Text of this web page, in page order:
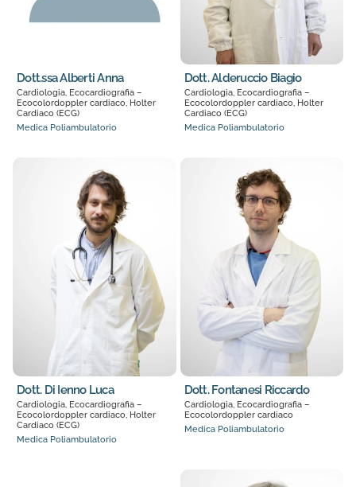
Dott.ssa Alberti Anna
Cardiologia, Ecocardiografia –
Ecocolordoppler cardiaco, Holter
Cardiaco (ECG)
Medica Poliambulatorio
Dott. Alderuccio Biagio
Cardiologia, Ecocardiografia –
Ecocolordoppler cardiaco, Holter
Cardiaco (ECG)
Medica Poliambulatorio
Dott. Di Ienno Luca
Cardiologia, Ecocardiografia –
Ecocolordoppler cardiaco, Holter
Cardiaco (ECG)
Medica Poliambulatorio
Dott. Fontanesi Riccardo
Cardiologia, Ecocardiografia –
Ecocolordoppler cardiaco
Medica Poliambulatorio